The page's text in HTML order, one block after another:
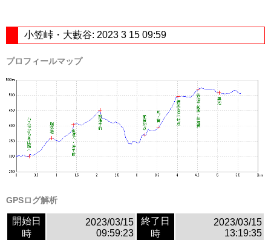
小笠峠・大藪谷: 2023 3 15 09:59
プロフィールマップ
GPSログ解析
開始日
時
2023/03/15
09:59:23
終了日
時
2023/03/15
13:19:35